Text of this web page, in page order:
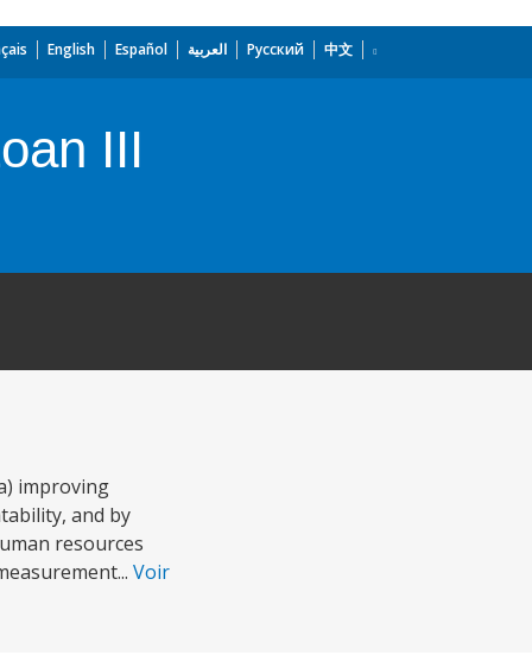
English Español العربية Русский 中文
III
improving
and by
resources
Voir